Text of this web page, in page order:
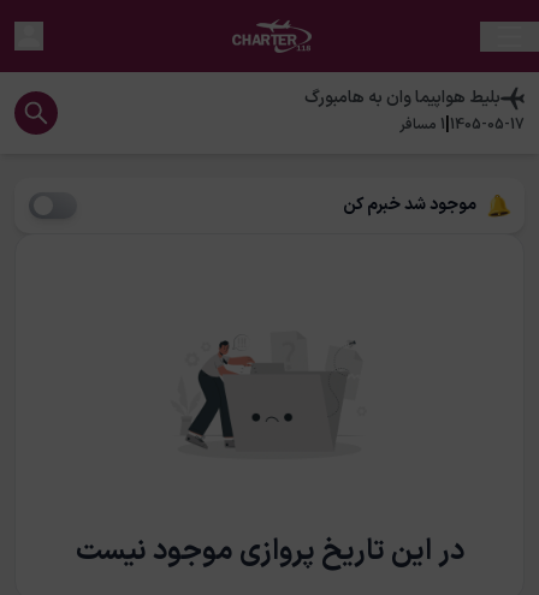
بلیط هواپیماوان به هامبورگ
1405-05-17
|
1 مسافر
موجود شد خبرم کن
در این تاریخ پروازی موجود نیست